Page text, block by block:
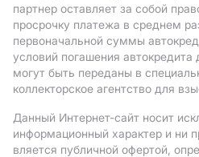
партнер оставляет за собой
просрочку платежа в среднем
первоначальной суммы
условий погашения
могут быть переданы в
коллекторское агентство для
Данный Интернет-сайт носит
информационный характер и ни
вляется публичной офертой,